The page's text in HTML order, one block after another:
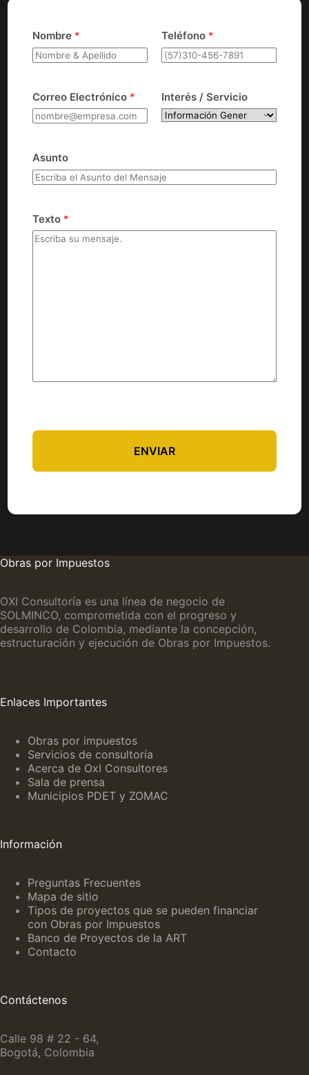
Nombre * Teléfono *
Correo Electrónico * Interés / Servicio
Asunto
Texto *
ENVIAR
Obras por Impuestos
OXI Consultoría es una línea de negocio de
SOLMINCO, comprometida con el progreso y
desarrollo de Colombia, mediante la concepción,
estructuración y ejecución de Obras por Impuestos.
Enlaces Importantes
Obras por impuestos
Servicios de consultoría
Acerca de OxI Consultores
Sala de prensa
Municipios PDET y ZOMAC
Información
Preguntas Frecuentes
Mapa de sitio
Tipos de proyectos que se pueden financiar
con Obras por Impuestos
Banco de Proyectos de la ART
Contacto
Contáctenos
Calle 98 # 22 - 64,
Bogotá, Colombia